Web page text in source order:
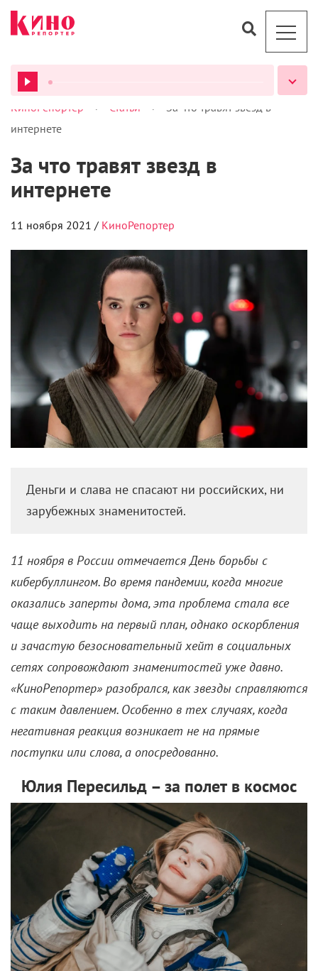
ВСЕ ПОДКАСТЫ
КиноРепортер > Статьи >
За что травят звезд в
интернете
За что травят звезд в
интернете
11 ноября 2021 / КиноРепортер
Деньги и слава не спасают ни российских, ни
зарубежных знаменитостей.
11 ноября в России отмечается День борьбы с
кибербуллингом. Во время пандемии, когда многие
оказались заперты дома, эта проблема стала все
чаще выходить на первый план, однако оскорбления
и зачастую безосновательный хейт в социальных
сетях сопровождают знаменитостей уже давно.
«КиноРепортер» разобрался, как звезды справляются
с таким давлением. Особенно в тех случаях, когда
негативная реакция возникает не на прямые
поступки или слова, а опосредованно.
Юлия Пересильд – за полет в космос